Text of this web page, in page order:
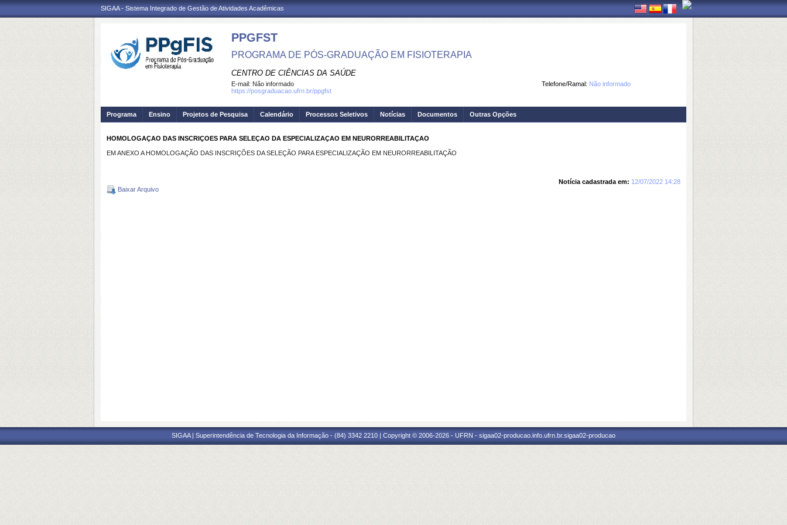
SIGAA - Sistema Integrado de Gestão de Atividades Acadêmicas
PPGFST
PROGRAMA DE PÓS-GRADUAÇÃO EM FISIOTERAPIA
CENTRO DE CIÊNCIAS DA SAÚDE
Telefone/Ramal: Não informado
E-mail: Não informado
https://posgraduacao.ufrn.br/ppgfst
Programa Ensino Projetos de Pesquisa Calendário Processos Seletivos Notícias Documentos Outras Opções
HOMOLOGAÇAO DAS INSCRIÇOES PARA SELEÇAO DA ESPECIALIZAÇAO EM NEURORREABILITAÇAO
EM ANEXO A HOMOLOGAÇÃO DAS INSCRIÇÕES DA SELEÇÃO PARA ESPECIALIZAÇÃO EM NEURORREABILITAÇÃO
Notícia cadastrada em: 12/07/2022 14:28
Baixar Arquivo
SIGAA | Superintendência de Tecnologia da Informação - (84) 3342 2210 | Copyright © 2006-2026 - UFRN - sigaa02-producao.info.ufrn.br.sigaa02-producao